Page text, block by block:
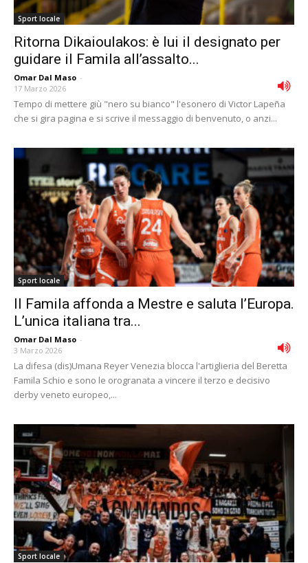
Sport locale
Ritorna Dikaioulakos: è lui il designato per
guidare il Famila all’assalto...
Omar Dal Maso -
17 Marzo 2026
Tempo di mettere giù "nero su bianco" l'esonero di Victor Lapeña
che si gira pagina e si scrive il messaggio di benvenuto, o anzi...
Sport locale
Il Famila affonda a Mestre e saluta l’Europa.
L’unica italiana tra...
Omar Dal Maso -
3 Marzo 2026
La difesa (dis)Umana Reyer Venezia blocca l'artiglieria del Beretta
Famila Schio e sono le orogranata a vincere il terzo e decisivo
derby veneto europeo,...
Sport locale